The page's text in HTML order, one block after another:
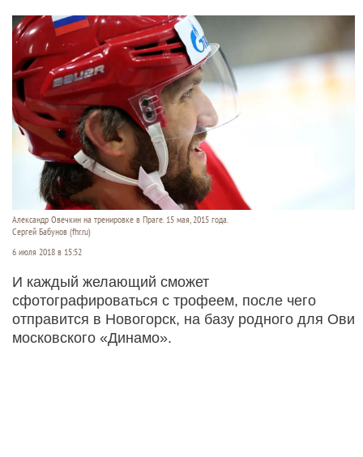
Александр Овечкин на тренировке в Праге. 15 мая, 2015 года.
Сергей Бабунов (fhr.ru)
6 июля 2018 в 15:52
И каждый желающий сможет
сфотографироваться с трофеем, после чего
отправится в Новогорск, на базу родного для Ови
московского «Динамо».